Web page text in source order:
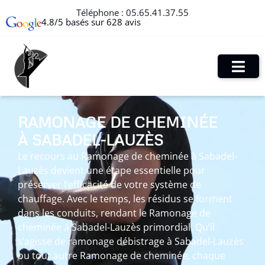
Téléphone : 05.65.41.37.55
4.8/5 basés sur 628 avis
RAMONAGE DE CHEMINÉE
À SABADEL-LAUZÈS
Le recours au Ramonage de cheminée à Sabadel-
Lauzès devient une étape essentielle pour
préserver l’efficacité de votre système de
chauffage. Avec le temps, les résidus se forment
dans les conduits, rendant le Ramonage de
cheminée à Sabadel-Lauzès primordial. Qu’il
s’agisse de ramonage débistrage à Sabadel-Lauzès
ou tout autre Ramonage de cheminée, chaque